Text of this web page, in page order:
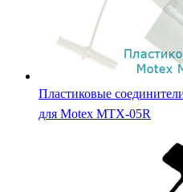
Пластиковые
для Motex MTX-05R